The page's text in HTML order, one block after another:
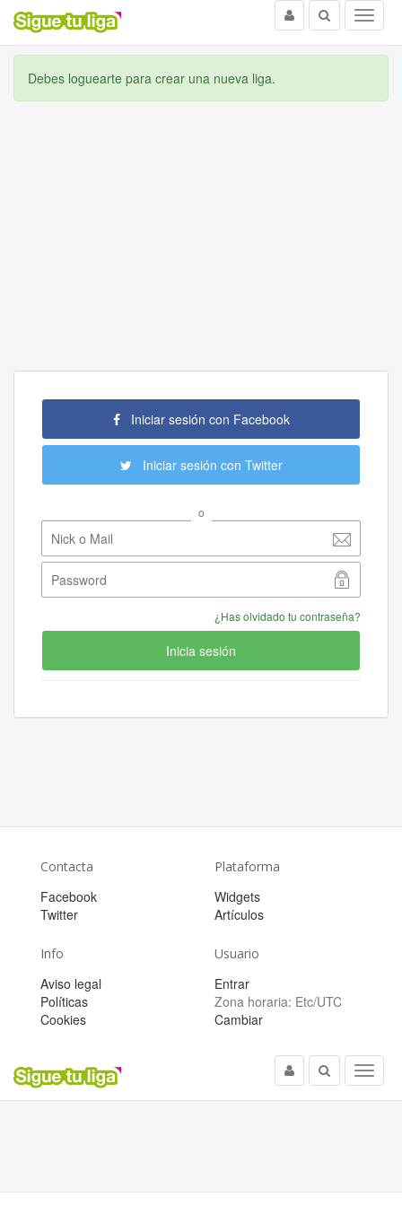
Menu
Buscar
Usuario
Debes loguearte para crear una nueva liga.
Iniciar sesión con Facebook
Iniciar sesión con Twitter
o
¿Has olvidado tu contraseña?
Inicia sesión
Contacta
Facebook
Twitter
Plataforma
Widgets
Artículos
Info
Aviso legal
Políticas
Cookies
Usuario
Entrar
Zona horaria: Etc/UTC
Cambiar
Menu
Buscar
Usuario